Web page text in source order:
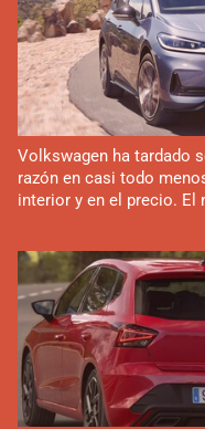
Volkswagen ha tardado
razón en casi todo
interior y en el precio. El